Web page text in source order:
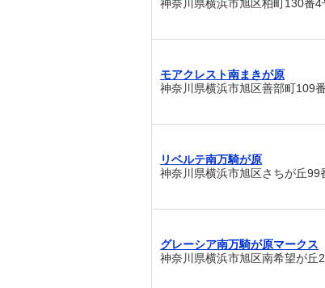
神奈川県横浜市旭区柏町130番
モアクレスト南まきが原
神奈川県横浜市旭区善部町109
リベルテ南万騎が原
神奈川県横浜市旭区さちが丘99
グレーシア南万騎が原マークス
神奈川県横浜市旭区南希望が丘